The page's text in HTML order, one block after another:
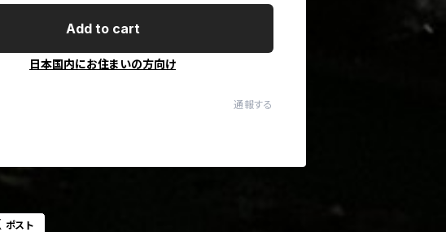
Add to cart
日本国内にお住まいの方向け
通報する
ポスト